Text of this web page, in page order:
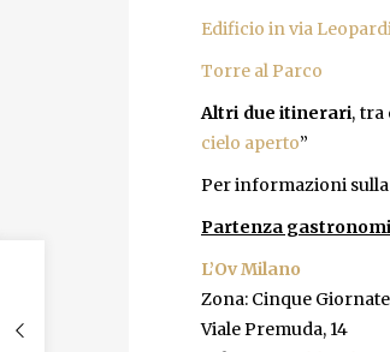
Edificio in via
Torre al Parco
Altri due itinerari, tra
cielo aperto”
Per informazioni sulla
Partenza
L’Ov Milano
Zona: Cinque Giornate
Viale Premuda, 14